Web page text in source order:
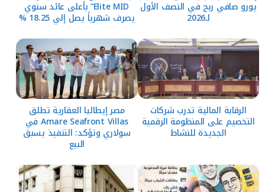
يورو صافي ربح في النصف الأول
لـ2026
Elite MID” بأعلى عائد سنوي
يصرف شهرياً يصل إلي 18.25 %
الرقابة المالية تدرب شركات
التخصيم على المنظومة الرقمية
الجديدة للنشاط
مصر إيطاليا العقارية تطلق
Amare Seafront Villas في
سولاري وتؤكد: التنفيذ يسبق
البيع